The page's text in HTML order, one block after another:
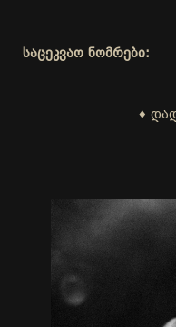
საცეკვაო ნომრები:
♦